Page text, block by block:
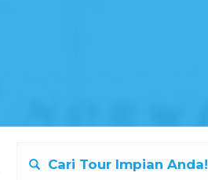
Cari Tour Impian Anda!